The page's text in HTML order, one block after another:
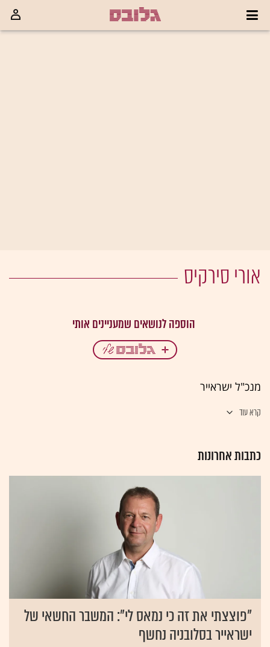
אורי סירקיס
מנכ"ל ישראייר
קרא עוד
כתבות אחרונות
"פוצצתי את זה כי נמאס לי": המשבר החשאי של
ישראייר בסלובניה נחשף